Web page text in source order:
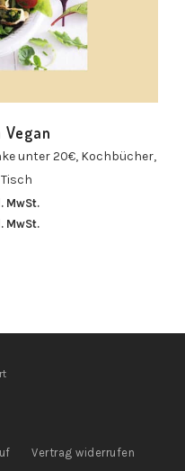
Vegan
unter 20€, Kochbücher,
MwSt.
MwSt.
Vertrag widerrufen